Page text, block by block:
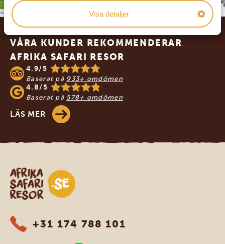
Visa detaljer
Footer
VÅRA KUNDER REKOMMENDERAR
AFRIKA SAFARI RESOR
4.9/5
Baserat på 933+ omdömen
4.8/5
Baserat på 578+ omdömen
LÄS MER
Safari-resor i Afrika
+31 174 788 101